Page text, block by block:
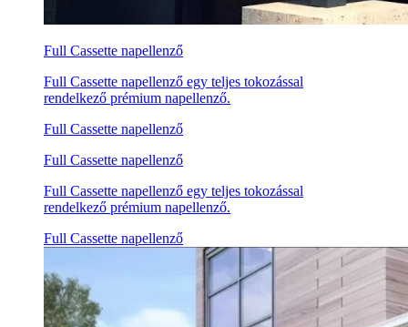
Full Cassette napellenző
Full Cassette napellenző egy teljes tokozással
rendelkező prémium napellenző.
Full Cassette napellenző
Full Cassette napellenző
Full Cassette napellenző egy teljes tokozással
rendelkező prémium napellenző.
Full Cassette napellenző